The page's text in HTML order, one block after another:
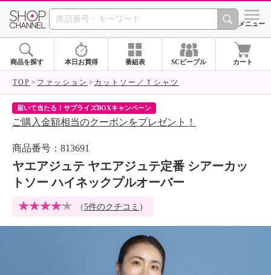
SHOP CHANNEL シメニュー
商品を探す 本日お買得 番組表 SCピープル カート
TOP ファッション カットソー／Ｔシャツ
届いて当たる！サプライズBOXキャンペーン
ご購入金額相当のクーポンをプレゼント！
商品番号：813691
ヤエアジュテ ヤエアジュテ定番 シアーカッ
トソー ハイネックプルオーバー
（5件のクチコミ ）